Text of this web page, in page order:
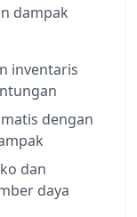
dampak
inventaris
dengan
dan
daya